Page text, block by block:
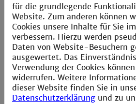
Engineering
Project - Product
Development
Applied Numerical
Mathematics
4
Process
Engineering
Principles 2
4
für die grundlegende
Website. Zum anderen können
Cookies unsere Inhalte für Sie
verbessern. Hierzu werden
Daten von Website-Besuchern
ausgewertet. Das
Verwendung der Cookies
widerrufen. Weitere
dieser Website finden Sie in
Datenschutzerklärung und zu